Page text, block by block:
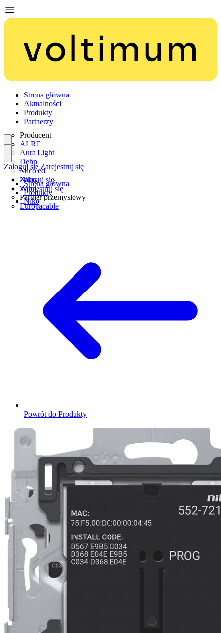
Strona główna
Aktualności
Produkty
Partnerzy
Producent
ALRE
Aura Light
Dehn
Micoled
Niko
Wiha
Partner przemysłowy
Europacable
Zaloguj się
Zarejestruj się
Zaloguj się Zarejestruj się
Strona główna
Produkty
Niko
Powrót do Produkty